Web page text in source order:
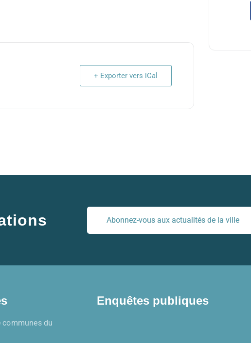
+ Exporter vers iCal
Abonnez-vous aux actualités de la ville
communes du
Enquêtes publiques